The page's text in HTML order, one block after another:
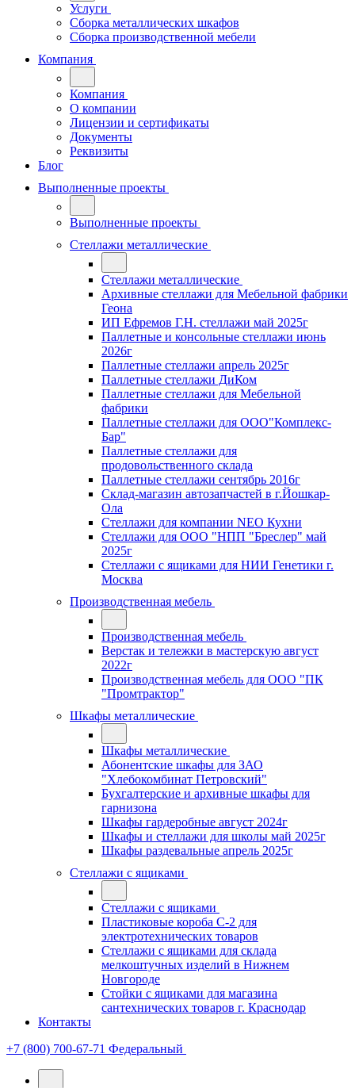
Услуги
Сборка металлических шкафов
Сборка производственной мебели
Компания
Компания
О компании
Лицензии и сертификаты
Документы
Реквизиты
Блог
Выполненные проекты
Выполненные проекты
Стеллажи металлические
Стеллажи металлические
Архивные стеллажи для Мебельной фабрики
Геона
ИП Ефремов Г.Н. стеллажи май 2025г
Паллетные и консольные стеллажи июнь
2026г
Паллетные стеллажи апрель 2025г
Паллетные стеллажи ДиКом
Паллетные стеллажи для Мебельной
фабрики
Паллетные стеллажи для ООО"Комплекс-
Бар"
Паллетные стеллажи для
продовольственного склада
Паллетные стеллажи сентябрь 2016г
Склад-магазин автозапчастей в г.Йошкар-
Ола
Стеллажи для компании NEO Кухни
Стеллажи для ООО "НПП "Бреслер" май
2025г
Стеллажи с ящиками для НИИ Генетики г.
Москва
Производственная мебель
Производственная мебель
Верстак и тележки в мастерскую август
2022г
Производственная мебель для ООО "ПК
"Промтрактор"
Шкафы металлические
Шкафы металлические
Абонентские шкафы для ЗАО
"Хлебокомбинат Петровский"
Бухгалтерские и архивные шкафы для
гарнизона
Шкафы гардеробные август 2024г
Шкафы и стеллажи для школы май 2025г
Шкафы раздевальные апрель 2025г
Стеллажи с ящиками
Стеллажи с ящиками
Пластиковые короба С-2 для
электротехнических товаров
Стеллажи с ящиками для склада
мелкоштучных изделий в Нижнем
Новгороде
Стойки с ящиками для магазина
сантехнических товаров г. Краснодар
Контакты
+7 (800) 700-67-71 Федеральный